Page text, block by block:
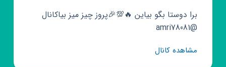
برا دوستا بگو بیاین 🔥💯🎉پروز چیز میز بیاکانال
@amri78081
مشاهده کانالکانال